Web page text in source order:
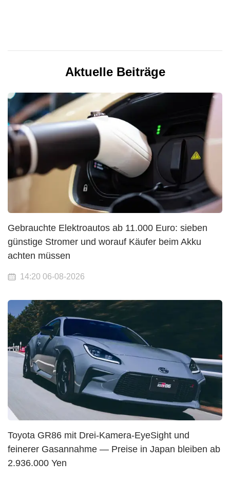
Aktuelle Beiträge
Gebrauchte Elektroautos ab 11.000 Euro: sieben
günstige Stromer und worauf Käufer beim Akku
achten müssen
14:20 06-08-2026
Toyota GR86 mit Drei-Kamera-EyeSight und
feinerer Gasannahme — Preise in Japan bleiben ab
2.936.000 Yen